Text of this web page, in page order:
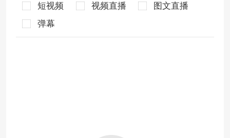
短视频 视频直播
图文直播
弹幕